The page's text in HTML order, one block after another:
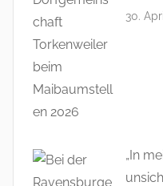
30.
„In